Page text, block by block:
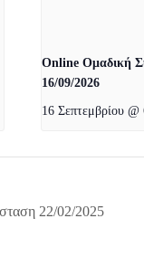
Online Ομαδική
16/09/2026
16 Σεπτεμβρίου
22/02/2025